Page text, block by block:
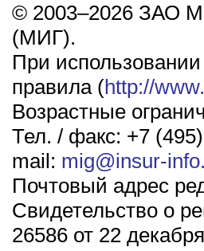
© 2003–2026 ЗАО
(МИГ).
При
правила (http://
Возрастные
Тел. / факс: +7
mail: mig@insur-
Почтовый адрес
Свидетельство о
26586 от 22